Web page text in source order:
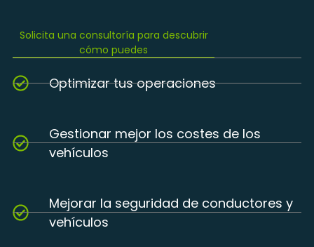
Solicita una consultoría para descubrir
cómo puedes
Optimizar tus operaciones
Gestionar mejor los costes de los
vehículos
Mejorar la seguridad de conductores y
vehículos